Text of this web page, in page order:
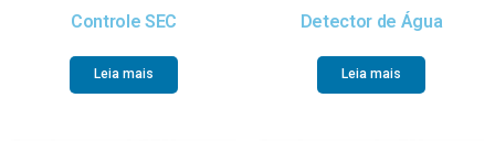
Controle SEC
Leia mais
Detector de Água
Leia mais